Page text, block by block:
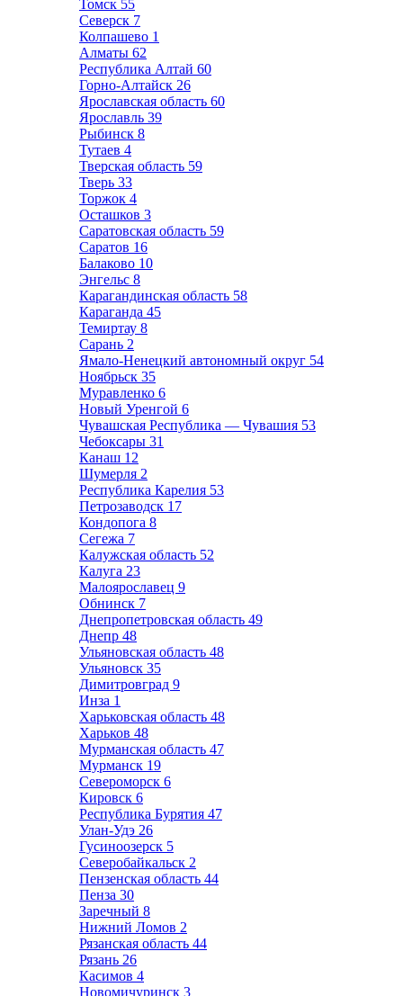
Томск 55
Северск 7
Колпашево 1
Алматы 62
Республика Алтай 60
Горно-Алтайск 26
Ярославская область 60
Ярославль 39
Рыбинск 8
Тутаев 4
Тверская область 59
Тверь 33
Торжок 4
Осташков 3
Саратовская область 59
Саратов 16
Балаково 10
Энгельс 8
Карагандинская область 58
Караганда 45
Темиртау 8
Сарань 2
Ямало-Ненецкий автономный округ 54
Ноябрьск 35
Муравленко 6
Новый Уренгой 6
Чувашская Республика — Чувашия 53
Чебоксары 31
Канаш 12
Шумерля 2
Республика Карелия 53
Петрозаводск 17
Кондопога 8
Сегежа 7
Калужская область 52
Калуга 23
Малоярославец 9
Обнинск 7
Днепропетровская область 49
Днепр 48
Ульяновская область 48
Ульяновск 35
Димитровград 9
Инза 1
Харьковская область 48
Харьков 48
Мурманская область 47
Мурманск 19
Североморск 6
Кировск 6
Республика Бурятия 47
Улан-Удэ 26
Гусиноозерск 5
Северобайкальск 2
Пензенская область 44
Пенза 30
Заречный 8
Нижний Ломов 2
Рязанская область 44
Рязань 26
Касимов 4
Новомичуринск 3